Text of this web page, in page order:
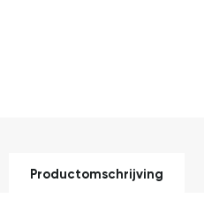
Productomschrijving